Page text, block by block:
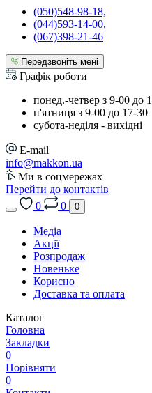
(050)548-98-18,
(044)593-14-00,
(067)398-21-46
Передзвоніть мені
Графік роботи
понед.-четвер з 9-00 до
п'ятниця з 9-00 до 17-30
cубота-неділя - вихідні
E-mail
info@makkon.ua
Ми в соцмережах
Перейти до контактів
0
0 0
Медіа
Акції
Розпродаж
Новеньке
Корисно
Доставка та оплата
Каталог
Головна
Закладки
0
Порівняти
0